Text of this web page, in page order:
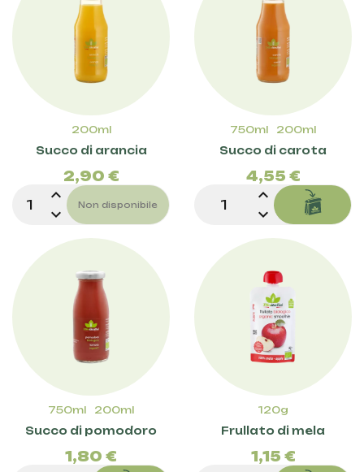
200ml
Succo di arancia
Prezzo
2,90 €
expand_less
expand_more
Non disponibile
750ml 200ml
Succo di carota
4,55 €
expand_less
expand_more
750ml 200ml
Succo di pomodoro
Prezzo
1,80 €
120g
Frullato di mela
1,15 €